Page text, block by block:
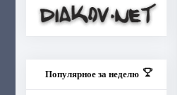
Популярное за неделю